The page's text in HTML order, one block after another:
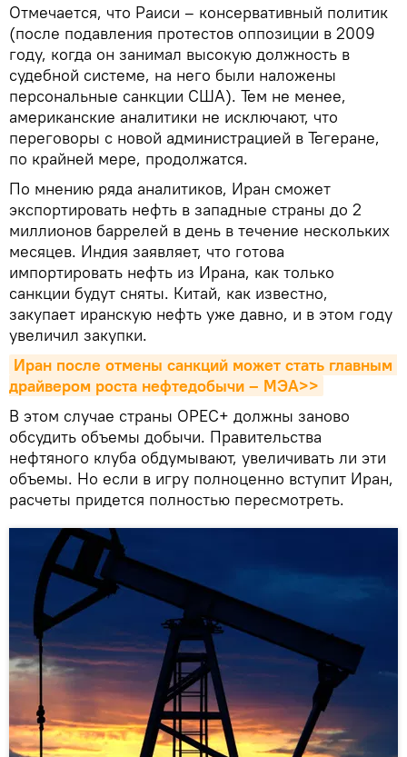
Отмечается, что Раиси – консервативный политик
(после подавления протестов оппозиции в 2009
году, когда он занимал высокую должность в
судебной системе, на него были наложены
персональные санкции США). Тем не менее,
американские аналитики не исключают, что
переговоры с новой администрацией в Тегеране,
по крайней мере, продолжатся.
По мнению ряда аналитиков, Иран сможет
экспортировать нефть в западные страны до 2
миллионов баррелей в день в течение нескольких
месяцев. Индия заявляет, что готова
импортировать нефть из Ирана, как только
санкции будут сняты. Китай, как известно,
закупает иранскую нефть уже давно, и в этом году
увеличил закупки.
Иран после отмены санкций может стать главным
драйвером роста нефтедобычи – МЭА>>
В этом случае страны OPEC+ должны заново
обсудить объемы добычи. Правительства
нефтяного клуба обдумывают, увеличивать ли эти
объемы. Но если в игру полноценно вступит Иран,
расчеты придется полностью пересмотреть.